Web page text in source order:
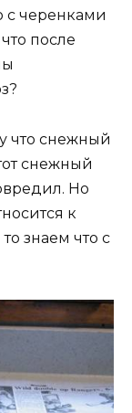
с черенками
после
что снежный
снежный
Но
к
знаем что с